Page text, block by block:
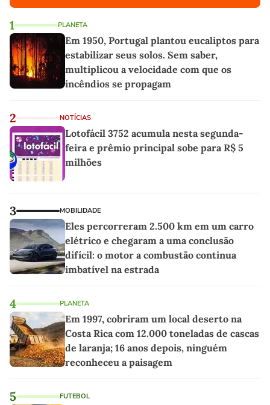
1 PLANETA
Em 1950, Portugal plantou eucaliptos para
estabilizar seus solos. Sem saber,
multiplicou a velocidade com que os
incêndios se propagam
2 NOTÍCIAS
Lotofácil 3752 acumula nesta segunda-
feira e prêmio principal sobe para R$ 5
milhões
3 MOBILIDADE
Eles percorreram 2.500 km em um carro
elétrico e chegaram a uma conclusão
difícil: o motor a combustão continua
imbatível na estrada
4 PLANETA
Em 1997, cobriram um local deserto na
Costa Rica com 12.000 toneladas de cascas
de laranja; 16 anos depois, ninguém
reconheceu a paisagem
5 FUTEBOL